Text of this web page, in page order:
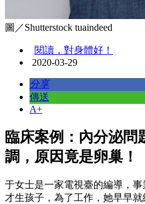
圖／Shutterstock tuaindeed
閱讀，對身體好！
2020-03-29
分享
傳送
A+
臨床案例：內分泌問
調，原因竟是卵巢！
于女士是一家電視臺的編導，
才生孩子，為了工作，她早早